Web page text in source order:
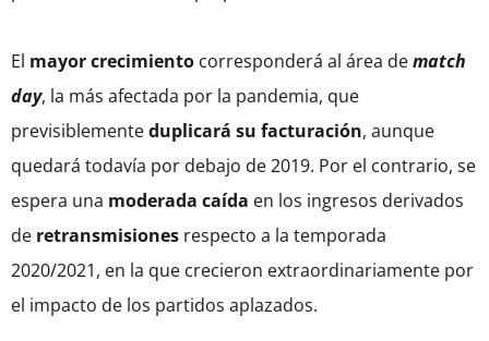
El mayor crecimiento corresponderá al área dematch
day, la más afectada por la pandemia, que
previsiblementeduplicará su facturación, aunque
quedará todavía por debajo de 2019. Por el contrario, se
espera una moderada caída en los ingresos derivados
de retransmisiones respecto a la temporada
2020/2021, en la que crecieron extraordinariamente por
el impacto de los partidos aplazados.